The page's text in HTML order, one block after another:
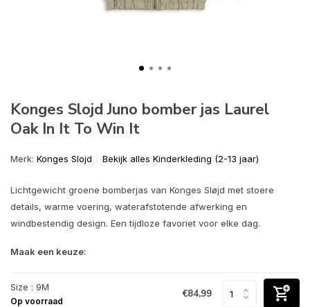
Konges Slojd Juno bomber jas Laurel
Oak In It To Win It
Merk: Konges Slojd Bekijk alles Kinderkleding (2-13 jaar)
Lichtgewicht groene bomberjas van Konges Sløjd met stoere
details, warme voering, waterafstotende afwerking en
windbestendig design. Een tijdloze favoriet voor elke dag.
Maak een keuze:
Size : 9M
Op voorraad
€84,99